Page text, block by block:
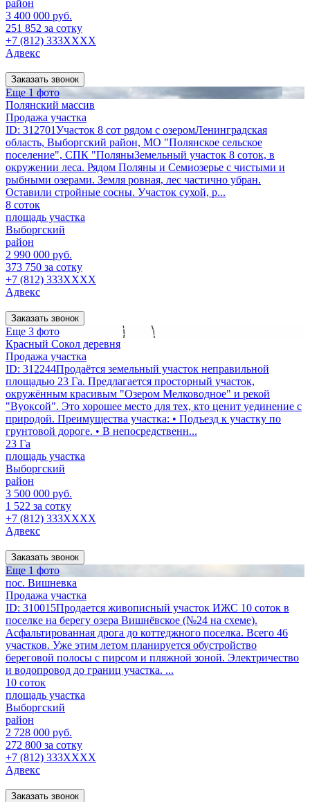
район
3 400 000 руб.
251 852 за сотку
+7 (812) 333XXXX
Адвекс
Заказать звонок
Еще 1 фото
Полянский массив
Продажа участка
ID: 312701Участок 8 сот рядом с озеромЛенинградская
область, Выборгский район, МО "Полянское сельское
поселение", СПК "ПоляныЗемельный участок 8 соток, в
окружении леса. Рядом Поляны и Семиозерье с чистыми и
рыбными озерами. Земля ровная, лес частично убран.
Оставили стройные сосны. Участок сухой, р...
8 соток
площадь участка
Выборгский
район
2 990 000 руб.
373 750 за сотку
+7 (812) 333XXXX
Адвекс
Заказать звонок
Еще 3 фото
Красный Сокол деревня
Продажа участка
ID: 312244Продаётся земельный участок неправильной
площадью 23 Га. Предлагается просторный участок,
окружённым красивым "Озером Мелководное" и рекой
"Вуоксой". Это хорошее место для тех, кто ценит уединение с
природой. Преимущества участка: • Подъезд к участку по
грунтовой дороге. • В непосредственн...
23 Га
площадь участка
Выборгский
район
3 500 000 руб.
1 522 за сотку
+7 (812) 333XXXX
Адвекс
Заказать звонок
Еще 1 фото
пос. Вишневка
Продажа участка
ID: 310015Продается живописный участок ИЖС 10 соток в
поселке на берегу озера Вишнёвское (№24 на схеме).
Асфальтированная дрога до коттеджного поселка. Всего 46
участков. Уже этим летом планируется обустройство
береговой полосы с пирсом и пляжной зоной. Электричество
и водопровод до границ участка. ...
10 соток
площадь участка
Выборгский
район
2 728 000 руб.
272 800 за сотку
+7 (812) 333XXXX
Адвекс
Заказать звонок